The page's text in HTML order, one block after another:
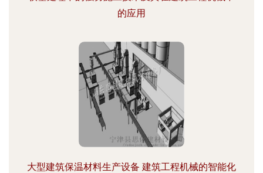
的应用
大型建筑保温材料生产设备 建筑工程机械的智能化